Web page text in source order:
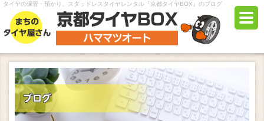
タイヤの保管・預かり、スタッドレスタイヤレンタル『京都タイヤBOX』のブログ